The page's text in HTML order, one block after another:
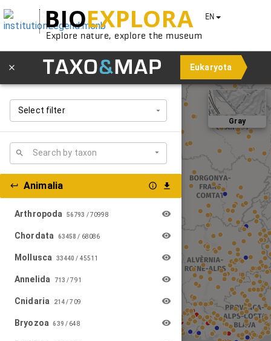
BIOEXPLORA
Explore nature, explore the museum
EN
Eukaryota
Gray
Select filter
Animalia
Arthropoda 56793 /70998
Chordata 63458 / 68086
Mollusca 33440 / 45511
Annelida 713 /791
Cnidaria 214/709
Bryozoa 639 / 648